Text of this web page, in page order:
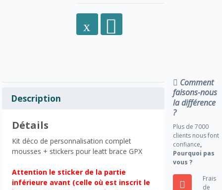
Description
Détails
Kit déco de personnalisation complet
mousses + stickers pour leatt brace GPX
Attention le sticker de la partie
inférieure avant (celle où est inscrit le
Comment
faisons-nous
la différence
?
Plus de 7000
clients nous font
confiance,
Pourquoi pas
vous ?
Frais
de